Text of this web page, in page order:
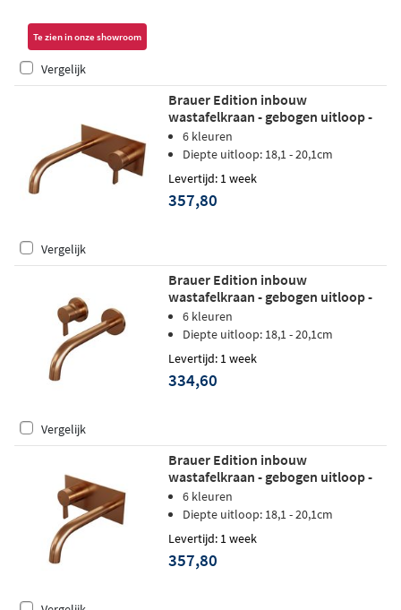
Te zien in onze showroom
Vergelijk
Brauer Edition inbouw
wastafelkraan - gebogen uitloop -
achterplaat - hendel 2 rechts -
geborsteld koper PVD
6 kleuren
Diepte uitloop: 18,1 - 20,1cm
Levertijd: 1 week
357,80
Vergelijk
Brauer Edition inbouw
wastafelkraan - gebogen uitloop -
rozetten - hendel 2 links - geborsteld
koper PVD
6 kleuren
Diepte uitloop: 18,1 - 20,1cm
Levertijd: 1 week
334,60
Vergelijk
Brauer Edition inbouw
wastafelkraan - gebogen uitloop -
achterplaat - hendel 2 links -
geborsteld koper PVD
6 kleuren
Diepte uitloop: 18,1 - 20,1cm
Levertijd: 1 week
357,80